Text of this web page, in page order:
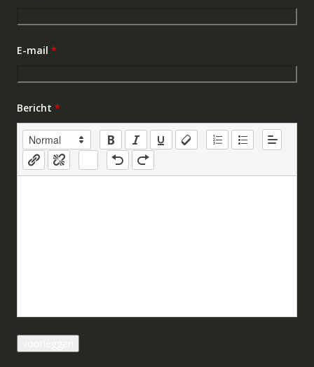
E-mail *
Bericht *